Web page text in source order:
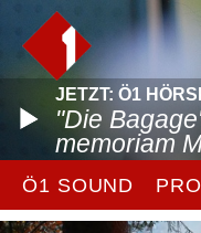
JETZT: Ö1
"Die
memoriam
Ö1 SOUND